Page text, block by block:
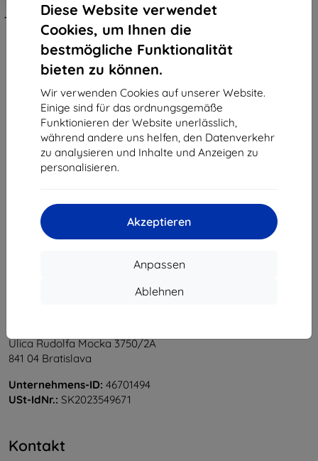
Diese Website verwendet
Cookies, um Ihnen die
bestmögliche Funktionalität
bieten zu können.
Wir verwenden Cookies auf unserer Website.
Einige sind für das ordnungsgemäße
Funktionieren der Website unerlässlich,
während andere uns helfen, den Datenverkehr
zu analysieren und Inhalte und Anzeigen zu
personalisieren.
Akzeptieren
Anpassen
Ablehnen
Tastenfeld für SwitchBot Keypad
Vision Pro
134,90 €
121,40 €
1
Ulica Rudolfa Mocka 3750/2A
841 04 Bratislava
Unternehmens-ID: 46701494
USt-IdNr.: SK2023549671
Kontakt